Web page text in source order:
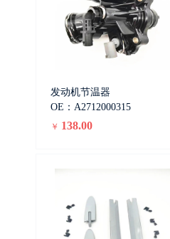
发动机节温器
OE：A2712000315
￥ 138.00